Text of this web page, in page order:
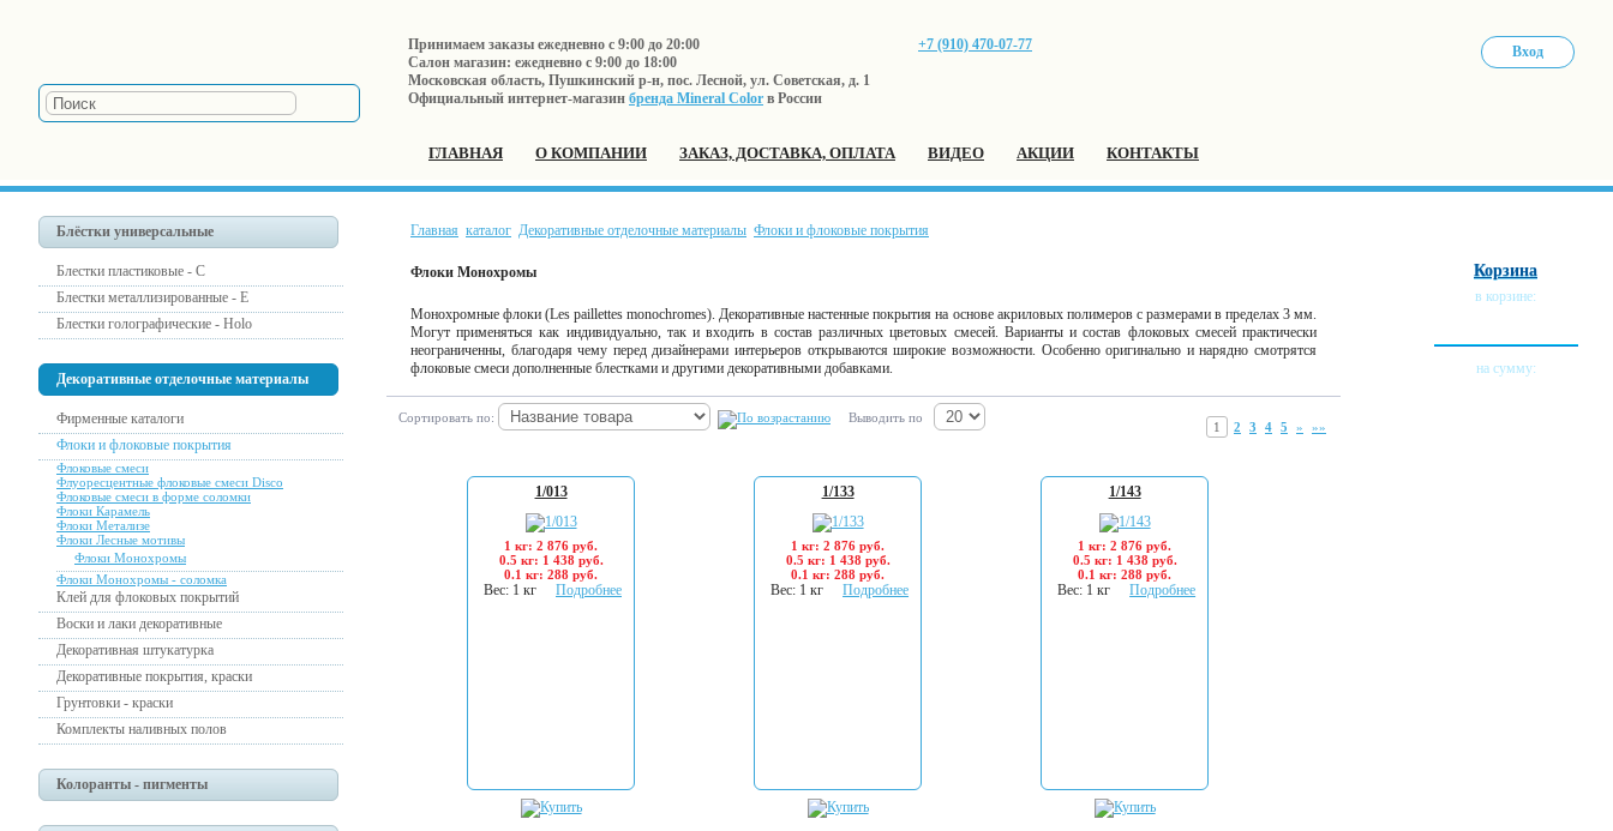
Вход
Принимаем заказы ежедневно с 9:00 до 20:00
Салон магазин: ежедневно с 9:00 до 18:00
Московская область, Пушкинский р-н, пос. Лесной, ул. Советская, д. 1
Официальный интернет-магазин бренда Mineral Color в России
+7 (910) 470-07-77
ГЛАВНАЯ О КОМПАНИИ ЗАКАЗ, ДОСТАВКА, ОПЛАТА ВИДЕО АКЦИИ КОНТАКТЫ
Блёстки универсальные
Блестки пластиковые - С
Блестки металлизированные - Е
Блестки голографические - Holo
Декоративные отделочные материалы
Фирменные каталоги
Флоки и флоковые покрытия
Флоковые смеси
Флуоресцентные флоковые смеси Disco
Флоковые смеси в форме соломки
Флоки Карамель
Флоки Метализе
Флоки Лесные мотивы
Флоки Монохромы
Флоки Монохромы - соломка
Клей для флоковых покрытий
Воски и лаки декоративные
Декоративная штукатурка
Декоративные покрытия, краски
Грунтовки - краски
Комплекты наливных полов
Колоранты - пигменты
Корзина
в корзине:
на сумму:
Главная каталог Декоративные отделочные материалы Флоки и флоковые покрытия
Флоки Монохромы
Монохромные флоки (Les paillettes monochromes). Декоративные настенные покрытия на основе акриловых полимеров с размерами в пределах 3 мм.
Могут применяться как индивидуально, так и входить в состав различных цветовых смесей. Варианты и состав флоковых смесей практически
неограниченны, благодаря чему перед дизайнерами интерьеров открываются широкие возможности. Особенно оригинально и нарядно смотрятся
флоковые смеси дополненные блестками и другими декоративными добавками.
Сортировать по: Выводить по
1 2 3 4 5 » »»
1/013
1 кг: 2 876 руб.
0.5 кг: 1 438 руб.
0.1 кг: 288 руб.
Вес: 1 кг Подробнее
1/133
1 кг: 2 876 руб.
0.5 кг: 1 438 руб.
0.1 кг: 288 руб.
Вес: 1 кг Подробнее
1/143
1 кг: 2 876 руб.
0.5 кг: 1 438 руб.
0.1 кг: 288 руб.
Вес: 1 кг Подробнее